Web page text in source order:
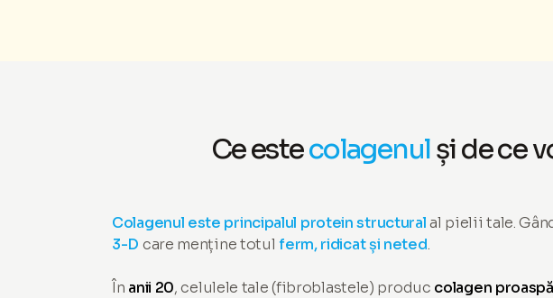
Ce estecolagenulși de ce
Colagenul este principalul protein structural al pielii tale.
3-D care menține totulferm, ridicat și neted.
În anii 20, celulele tale (fibroblastele) produc colagen